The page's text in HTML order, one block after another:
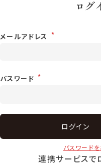
スイーツ
ログ
メールアドレス
パスワード
ログイン
パスワード
連携サービスで